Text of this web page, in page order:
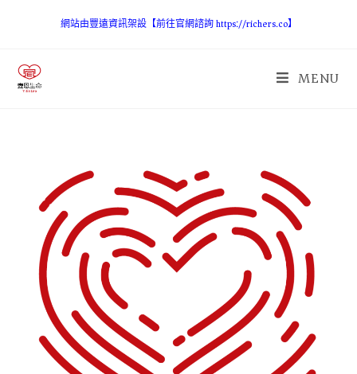
網站由豐遠資訊架設【前往官網諮詢 https://richers.co】
MENU